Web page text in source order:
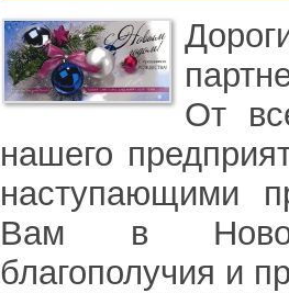
От
нашего
наступающими
Вам в
благополучия и